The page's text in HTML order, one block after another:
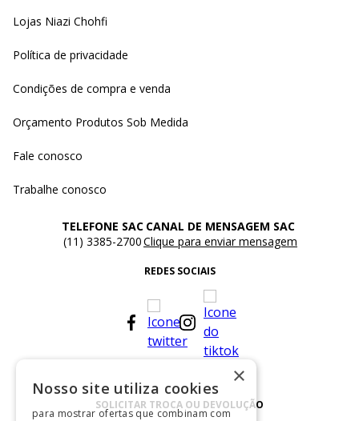
Lojas Niazi Chohfi
Política de privacidade
Condições de compra e venda
Orçamento Produtos Sob Medida
Fale conosco
Trabalhe conosco
TELEFONE SAC
(11) 3385-2700
CANAL DE MENSAGEM SAC
Clique para enviar mensagem
REDES SOCIAIS
SOLICITAR TROCA OU DEVOLUÇÃO
×
Nosso site utiliza cookies
para mostrar ofertas que combinam com